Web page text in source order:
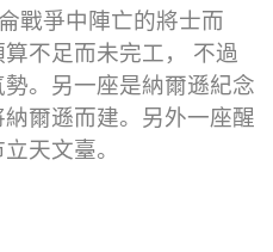
戰爭中陣亡的將士而
不足而未完工， 不過
。另一座是納爾遜紀念
爾遜而建。另外一座醒
天文臺。